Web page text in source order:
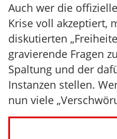
Auch wer die
Krise voll akzeptiert,
diskutierten
gravierende Fragen
Spaltung und der
Instanzen stellen.
nun viele